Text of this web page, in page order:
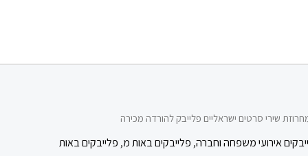
שירי סרטים ישראליים פלייבק להורדה מכירה
אירועי משפחה וחברה, פלייבקים באות מ, פלייבקים באות